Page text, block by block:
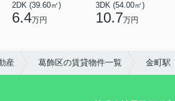
2DK (39.60㎡)
6.4万円
3DK (54.00㎡)
10.7万円
産 葛飾区の賃貸物件一覧 金町駅